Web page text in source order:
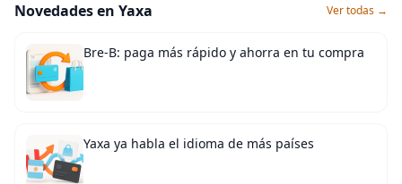
Novedades en Yaxa Ver todas →
Bre-B: paga más rápido y ahorra en tu compra
Yaxa ya habla el idioma de más países